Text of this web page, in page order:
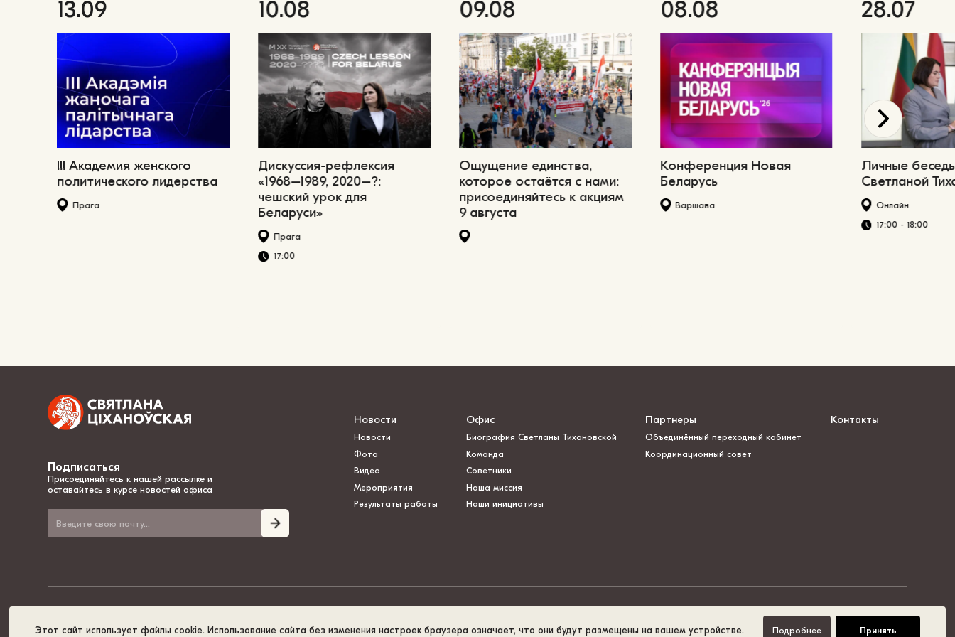
Этот сайт использует файлы cookie. Использование сайта без изменения настроек браузера означает, что они будут размещены на вашем устройстве. Подробнее Принять
13.09
III Академия женского
политического лидерства
Прага
10.08
Дискуссия-рефлексия
«1968–1989, 2020–?:
чешский урок для
Беларуси»
Прага
17:00
09.08
Ощущение единства,
которое остаётся с нами:
присоединяйтесь к акциям
9 августа
08.08
Конференция Новая
Беларусь
Варшава
28.07
Личные
Светланой
Онлайн
17:00 - 18:00
Подписаться
Присоединяйтесь к нашей рассылке и
оставайтесь в курсе новостей офиса
Новости
Новости
Фота
Видео
Мероприятия
Результаты работы
Офис
Биография Светланы Тихановской
Команда
Советники
Наша миссия
Наши инициативы
Партнеры
Объединённый переходный кабинет
Координационный совет
Контакты